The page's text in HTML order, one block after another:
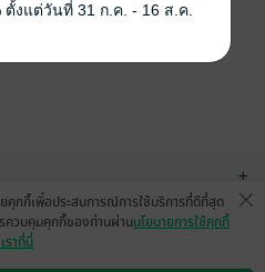
+
คุกกี้เพื่อประสบการณ์การใช้บริการที่ดีที่สุด
ควบคุมคุกกี้ของท่านผ่านนโยบายการใช้คุกกี้
ราที่นี่
งแต่วันที่ 31 ก.ค. - 16 ส.ค.